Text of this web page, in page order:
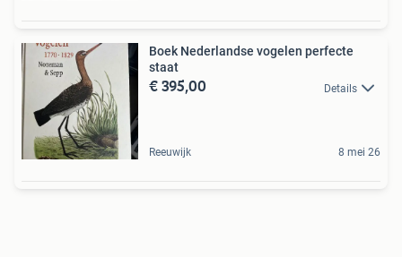
Boek Nederlandse vogelen perfecte
staat
€ 395,00 Details
Reeuwijk 8 mei 26